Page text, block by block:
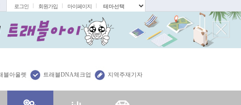
로그인 회원가입 마이페이지
블아울렛 트래블DNA체크업 지역주재기자